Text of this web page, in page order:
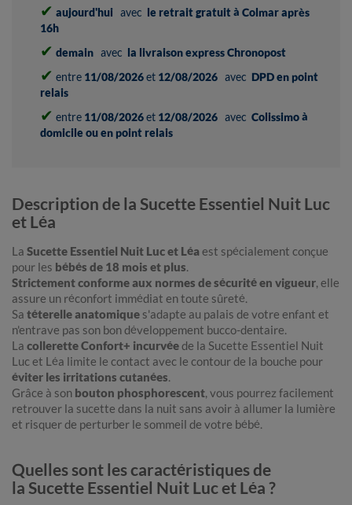
✔ aujourd'hui avec le retrait gratuit à Colmar après
16h
✔ demain avec la livraison express Chronopost
✔ entre 11/08/2026et 12/08/2026 avec DPD en point
relais
✔ entre 11/08/2026et 12/08/2026 avec Colissimo à
domicile ou en point relais
Description de la Sucette Essentiel Nuit Luc
et Léa
La Sucette Essentiel Nuit Luc et Léa est spécialement conçue
pour les bébés de 18 mois et plus.
Strictement conforme aux normes de sécurité en vigueur, elle
assure un réconfort immédiat en toute sûreté.
Sa téterelle anatomique s'adapte au palais de votre enfant et
n'entrave pas son bon développement bucco-dentaire.
La collerette Confort+ incurvéede la Sucette Essentiel Nuit
Luc et Léa limite le contact avec le contour de la bouche pour
éviter les irritations cutanées.
Grâce à son bouton phosphorescent, vous pourrez facilement
retrouver la sucette dans la nuit sans avoir à allumer la lumière
et risquer de perturber le sommeil de votre bébé.
Quelles sont les caractéristiques de
la Sucette Essentiel Nuit Luc et Léa ?